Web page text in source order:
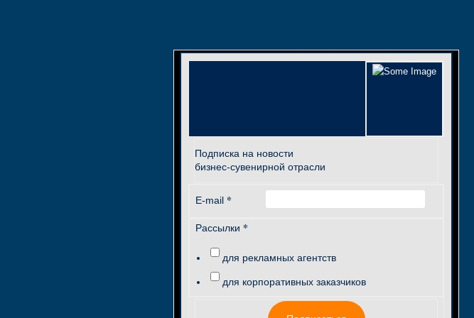
Подписка на новости
бизнес-сувенирной отрасли
E-mail *
Рассылки *
для рекламных агентств
для корпоративных заказчиков